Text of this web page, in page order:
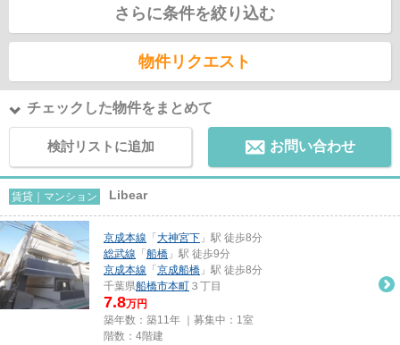
さらに条件を絞り込む
物件リクエスト
チェックした物件をまとめて
検討リストに追加 お問い合わせ
賃貸｜マンション Libear
京成本線 「 大神宮下 」駅 徒歩8分
総武線 「 船橋 」駅 徒歩9分
京成本線 「 京成船橋 」駅 徒歩8分
千葉県船橋市本町 ３丁目
7.8万円
築年数：築11年 ｜募集中： 1室
階数：4階建